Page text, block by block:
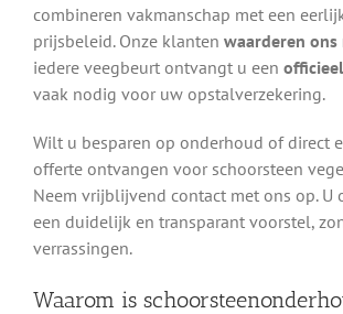
combineren vakmanschap met een
prijsbeleid. Onze klanten waarderen ons
iedere veegbeurt ontvangt u een
vaak nodig voor uw opstalverzekering.
Wilt u besparen op onderhoud of direct
offerte ontvangen voor schoorsteen
Neem vrijblijvend contact met ons op.
een duidelijk en transparant voorstel,
verrassingen.
Waarom is